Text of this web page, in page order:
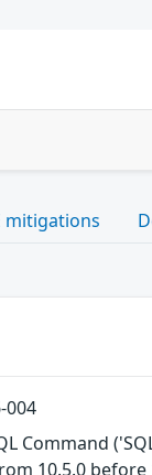
mitigations
004
Command
10.5.0